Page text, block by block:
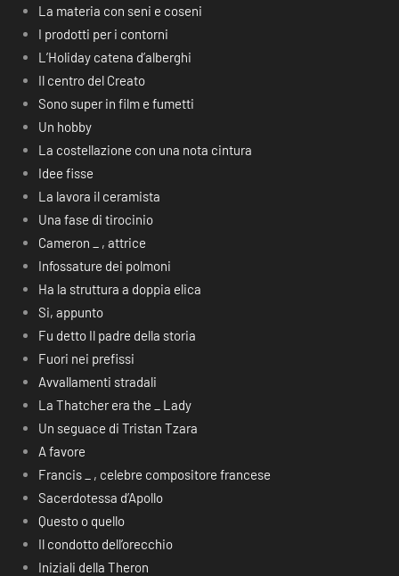
La materia con seni e coseni
I prodotti per i contorni
L’Holiday catena d’alberghi
Il centro del Creato
Sono super in film e fumetti
Un hobby
La costellazione con una nota cintura
Idee fisse
La lavora il ceramista
Una fase di tirocinio
Cameron _ , attrice
Infossature dei polmoni
Ha la struttura a doppia elica
Si, appunto
Fu detto Il padre della storia
Fuori nei prefissi
Avvallamenti stradali
La Thatcher era the _ Lady
Un seguace di Tristan Tzara
A favore
Francis _ , celebre compositore francese
Sacerdotessa d’Apollo
Questo o quello
Il condotto dell’orecchio
Iniziali della Theron